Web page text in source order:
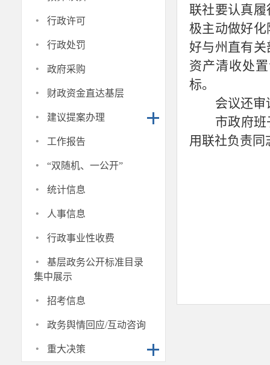
· 行政许可
· 行政处罚
· 政府采购
· 财政资金直达基层
· 建议提案办理
· 工作报告
· “双随机、一公开”
· 统计信息
· 人事信息
· 行政事业性收费
·
基层政务公开标准目录
集中展示
· 招考信息
· 政务舆情回应/互动咨询
· 重大决策
联社要认真履
极主动做好
好与州直有
资产清收处置
标。
会议还审
市政府
用联社负责同